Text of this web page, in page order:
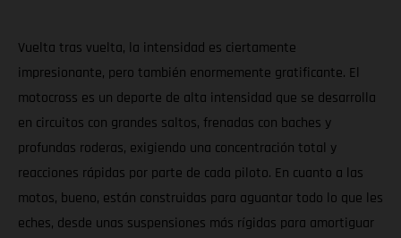
Vuelta tras vuelta, la intensidad es ciertamente
impresionante, pero también enormemente gratificante. El
motocross es un deporte de alta intensidad que se desarrolla
en circuitos con grandes saltos, frenadas con baches y
profundas roderas, exigiendo una concentración total y
reacciones rápidas por parte de cada piloto. En cuanto a las
motos, bueno, están construidas para aguantar todo lo que les
eches, desde unas suspensiones más rígidas para amortiguar